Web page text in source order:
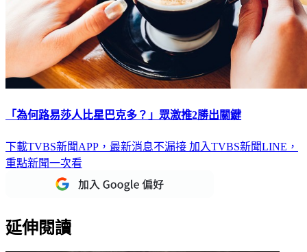
「為何路易莎人比星巴克多？」眾激推2勝出關鍵
下載TVBS新聞APP，最新消息不漏接 加入TVBS新聞LINE，
重點新聞一次看
延伸閱讀